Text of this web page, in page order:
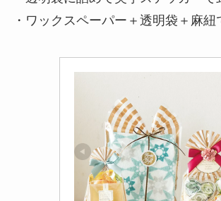
・ワックスペーパー＋透明袋＋麻